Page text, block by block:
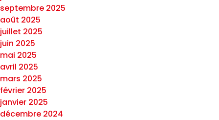
septembre 2025
août 2025
juillet 2025
juin 2025
mai 2025
avril 2025
mars 2025
février 2025
janvier 2025
décembre 2024